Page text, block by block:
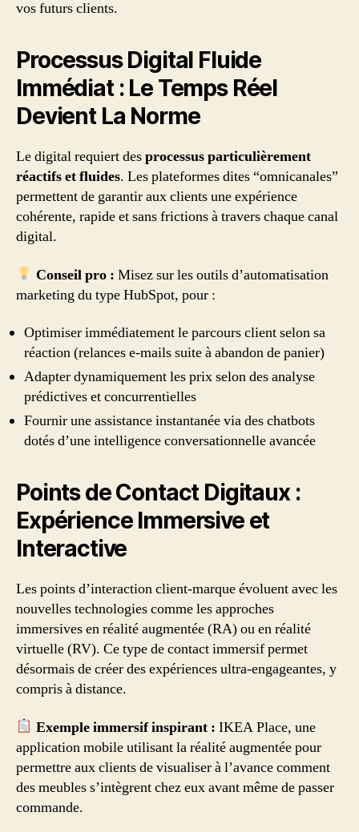
vos futurs clients.
Processus Digital Fluide
Immédiat : Le Temps Réel
Devient La Norme
Le digital requiert desprocessus particulièrement
réactifs et fluides. Les plateformes dites “omnicanales”
permettent de garantir aux clients une expérience
cohérente, rapide et sans frictions à travers chaque canal
digital.
Conseil pro : Misez sur les outils d’automatisation
marketing du type HubSpot, pour :
Optimiser immédiatement le parcours client selon sa
réaction (relances e-mails suite à abandon de panier)
Adapter dynamiquement les prix selon des analyse
prédictives et concurrentielles
Fournir une assistance instantanée via des chatbots
dotés d’une intelligence conversationnelle avancée
Points de Contact Digitaux :
Expérience Immersive et
Interactive
Les points d’interaction client-marque évoluent avec les
nouvelles technologies comme les approches
immersives en réalité augmentée (RA) ou en réalité
virtuelle (RV). Ce type de contact immersif permet
désormais de créer des expériences ultra-engageantes, y
compris à distance.
Exemple immersif inspirant : IKEA Place, une
application mobile utilisant la réalité augmentée pour
permettre aux clients de visualiser à l’avance comment
des meubles s’intègrent chez eux avant même de passer
commande.